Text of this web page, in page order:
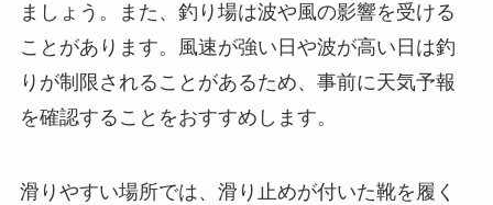
ましょう。また、釣り場は波や風の影響を受ける
ことがあります。風速が強い日や波が高い日は釣
りが制限されることがあるため、事前に天気予報
を確認することをおすすめします。
滑りやすい場所では、滑り止めが付いた靴を履く